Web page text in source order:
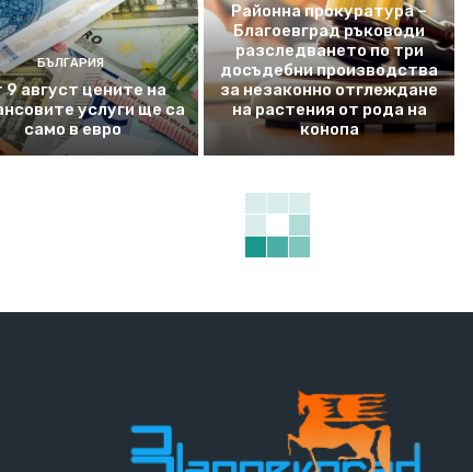
БЪЛГАРИЯ
9 август цените на
услуги ще са
само в евро
Районна прокуратура –
Благоевград ръководи
разследването по три
досъдебни производства
за незаконно отглеждане
на растения от рода на
конопа